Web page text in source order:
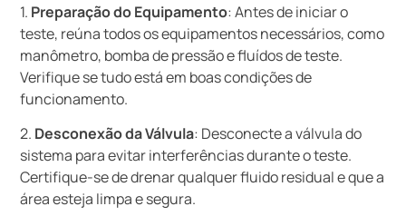
1. Preparação do Equipamento: Antes de iniciar o
teste, reúna todos os equipamentos necessários, como
manômetro, bomba de pressão e fluídos de teste.
Verifique se tudo está em boas condições de
funcionamento.
2. Desconexão da Válvula: Desconecte a válvula do
sistema para evitar interferências durante o teste.
Certifique-se de drenar qualquer fluido residual e que a
área esteja limpa e segura.